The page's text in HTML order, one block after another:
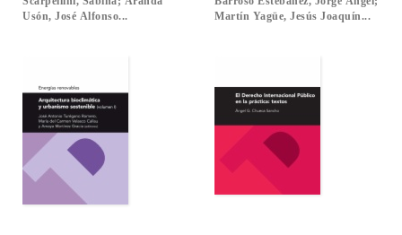
Usón, José Alfonso...
Martín Yagüe, Jesús Joaquín...